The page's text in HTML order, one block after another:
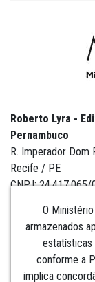
O
armazenados
estatísticas
conforme a
implica
Roberto Lyra -
Pernambuco
R. Imperador
Recife / PE
CNPJ:
Institucional